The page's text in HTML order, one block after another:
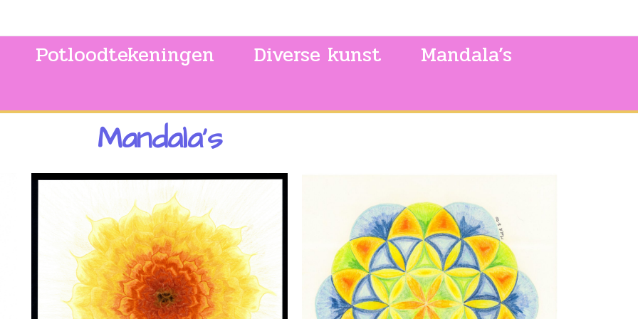
Potloodtekeningen Diverse kunst
Mandala’s
Mandala's